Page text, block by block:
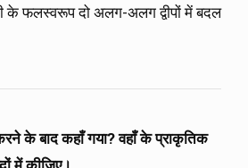
के फलस्वरूप दो अलग-अलग द्वीपों में बदल
के बाद कहाँ गया? वहाँ के प्राकृतिक